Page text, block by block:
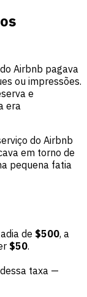
Airbnb pagava
ou impressões.
e
era
do Airbnb
em torno de
pequena fatia
de $500, a
$50.
taxa —